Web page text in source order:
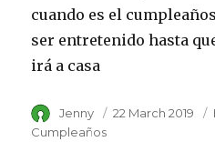
cuando es el
ser entretenido hasta
irá a casa
Author
Jenny
Posted
22 March 2019
Cumpleaños